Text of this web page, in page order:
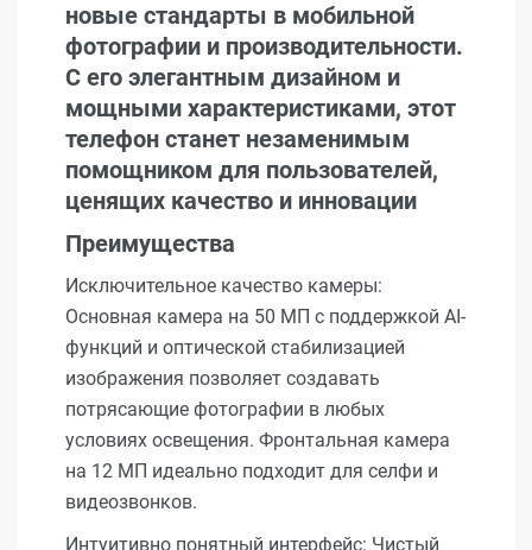
новые стандарты в мобильной
фотографии и производительности.
С его элегантным дизайном и
мощными характеристиками, этот
телефон станет незаменимым
помощником для пользователей,
ценящих качество и инновации
Преимущества
Исключительное качество камеры:
Основная камера на 50 МП с поддержкой AI-
функций и оптической стабилизацией
изображения позволяет создавать
потрясающие фотографии в любых
условиях освещения. Фронтальная камера
на 12 МП идеально подходит для селфи и
видеозвонков.
Интуитивно понятный интерфейс: Чистый